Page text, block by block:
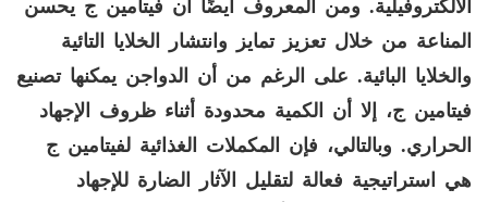
الالكتروفيلية. ومن المعروف أيضًا أن فيتامين ج يحسن
المناعة من خلال تعزيز تمايز وانتشار الخلايا التائية
والخلايا البائية. على الرغم من أن الدواجن يمكنها تصنيع
فيتامين ج، إلا أن الكمية محدودة أثناء ظروف الإجهاد
الحراري. وبالتالي، فإن المكملات الغذائية لفيتامين ج
هي استراتيجية فعالة لتقليل الآثار الضارة للإجهاد